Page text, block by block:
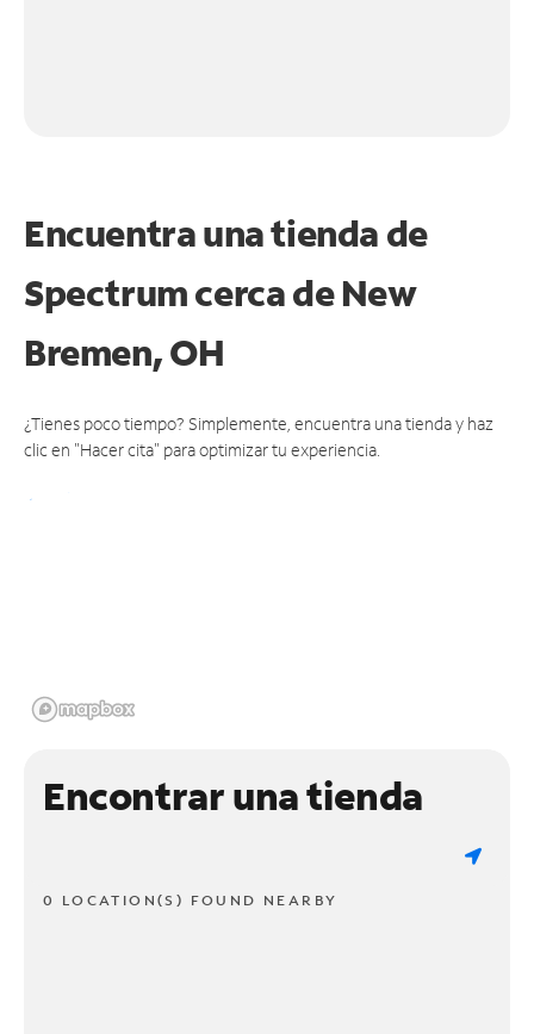
Encuentra una tienda de
Spectrumcerca de New
Bremen, OH
¿Tienes poco tiempo? Simplemente, encuentra una tienda y haz
clic en "Hacer cita" para optimizar tu experiencia.
Encontrar una tienda
0 LOCATION(S) FOUND NEARBY